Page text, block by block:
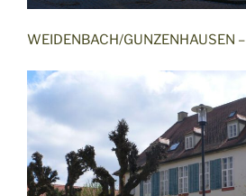
WEIDENBACH/GUNZENHAUSEN –